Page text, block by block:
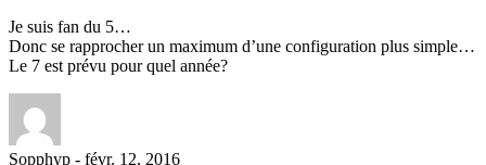
Je suis fan du 5…
Donc se rapprocher un maximum d’une configuration plus simple…
Le 7 est prévu pour quel année?
Sopphyp - févr. 12, 2016